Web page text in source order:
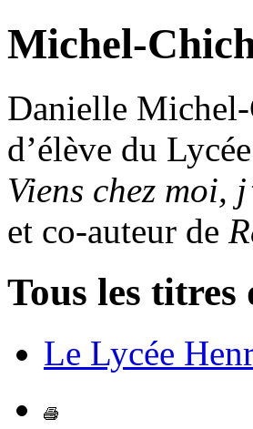
Michel-
Danielle Michel-
d’élève du
Viens chez moi,
et co-auteur de
Tous les
Le Lycée